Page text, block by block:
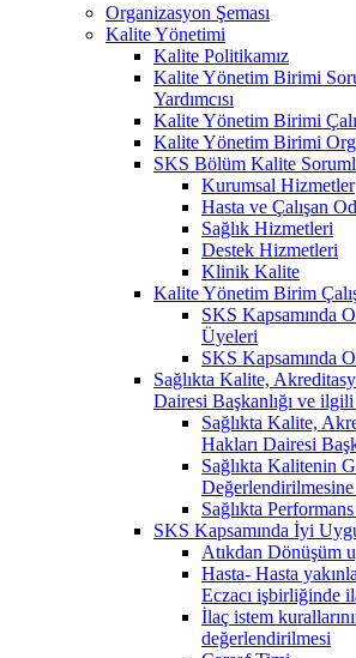
Organizasyon Şeması
Kalite Yönetimi
Kalite Politikamız
Kalite Yönetim Birimi
Yardımcısı
Kalite Yönetim Birimi
Kalite Yönetim Birimi
SKS Bölüm Kalite
Kurumsal Hizmetler
Hasta ve Çalışan
Sağlık Hizmetleri
Destek Hizmetleri
Klinik Kalite
Kalite Yönetim Birim
SKS Kapsamında
Üyeleri
SKS Kapsamında
Sağlıkta Kalite,
Dairesi Başkanlığı ve
Sağlıkta Kalite,
Hakları Dairesi
Sağlıkta Kalitenin
Sağlıkta
SKS Kapsamında İyi
Atıkdan Dönüşüm
Hasta- Hasta
Eczacı işbirliğinde
İlaç istem
değerlendirilmesi